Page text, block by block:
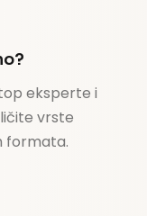
eksperte i
vrste
formata.